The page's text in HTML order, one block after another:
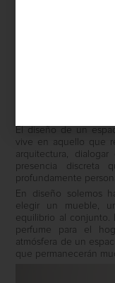
El diseño de un
vive en aquello que
arquitectura,
presencia discreta
profundamente
En diseño solemos
elegir un mueble,
equilibrio al conjunto.
perfume para el
atmósfera de un
que permanecerán